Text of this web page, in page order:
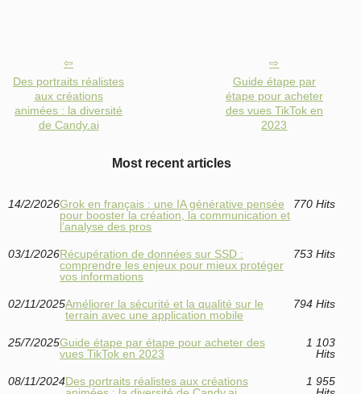
Des portraits réalistes
aux créations
animées : la diversité
de Candy.ai
Guide étape par
étape pour acheter
des vues TikTok en
2023
Most recent articles
14/2/2026Grok en français : une IA générative pensée
pour booster la création, la communication et
l’analyse des pros
770 Hits
03/1/2026Récupération de données sur SSD :
comprendre les enjeux pour mieux protéger
vos informations
753 Hits
02/11/2025Améliorer la sécurité et la qualité sur le
terrain avec une application mobile
794 Hits
25/7/2025Guide étape par étape pour acheter des
vues TikTok en 2023
1 103
Hits
08/11/2024Des portraits réalistes aux créations
1 955